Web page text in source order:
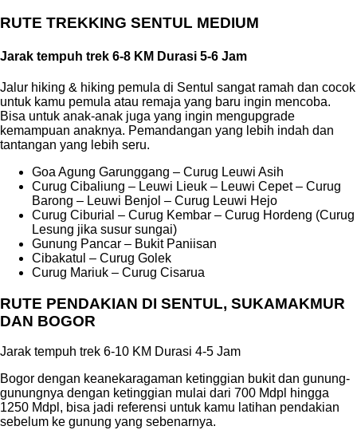
RUTE TREKKING SENTUL MEDIUM
Jarak tempuh trek 6-8 KM Durasi 5-6 Jam
Jalur hiking & hiking pemula di Sentul sangat ramah dan cocok
untuk kamu pemula atau remaja yang baru ingin mencoba.
Bisa untuk anak-anak juga yang ingin mengupgrade
kemampuan anaknya. Pemandangan yang lebih indah dan
tantangan yang lebih seru.
Goa Agung Garunggang – Curug Leuwi Asih
Curug Cibaliung – Leuwi Lieuk – Leuwi Cepet – Curug
Barong – Leuwi Benjol – Curug Leuwi Hejo
Curug Ciburial – Curug Kembar – Curug Hordeng (Curug
Lesung jika susur sungai)
Gunung Pancar – Bukit Paniisan
Cibakatul – Curug Golek
Curug Mariuk – Curug Cisarua
RUTE PENDAKIAN DI SENTUL, SUKAMAKMUR
DAN BOGOR
Jarak tempuh trek 6-10 KM Durasi 4-5 Jam
Bogor dengan keanekaragaman ketinggian bukit dan gunung-
gunungnya dengan ketinggian mulai dari 700 Mdpl hingga
1250 Mdpl, bisa jadi referensi untuk kamu latihan pendakian
sebelum ke gunung yang sebenarnya.